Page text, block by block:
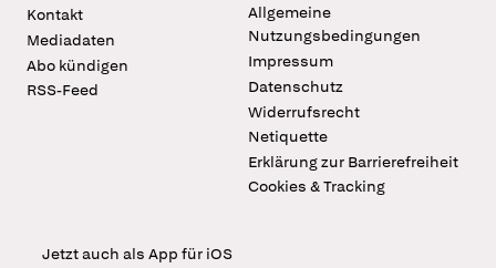
Kontakt
Mediadaten
Abo kündigen
RSS-Feed
Allgemeine
Nutzungsbedingungen
Impressum
Datenschutz
Widerrufsrecht
Netiquette
Erklärung zur Barrierefreiheit
Cookies & Tracking
Jetzt auch als App für iOS